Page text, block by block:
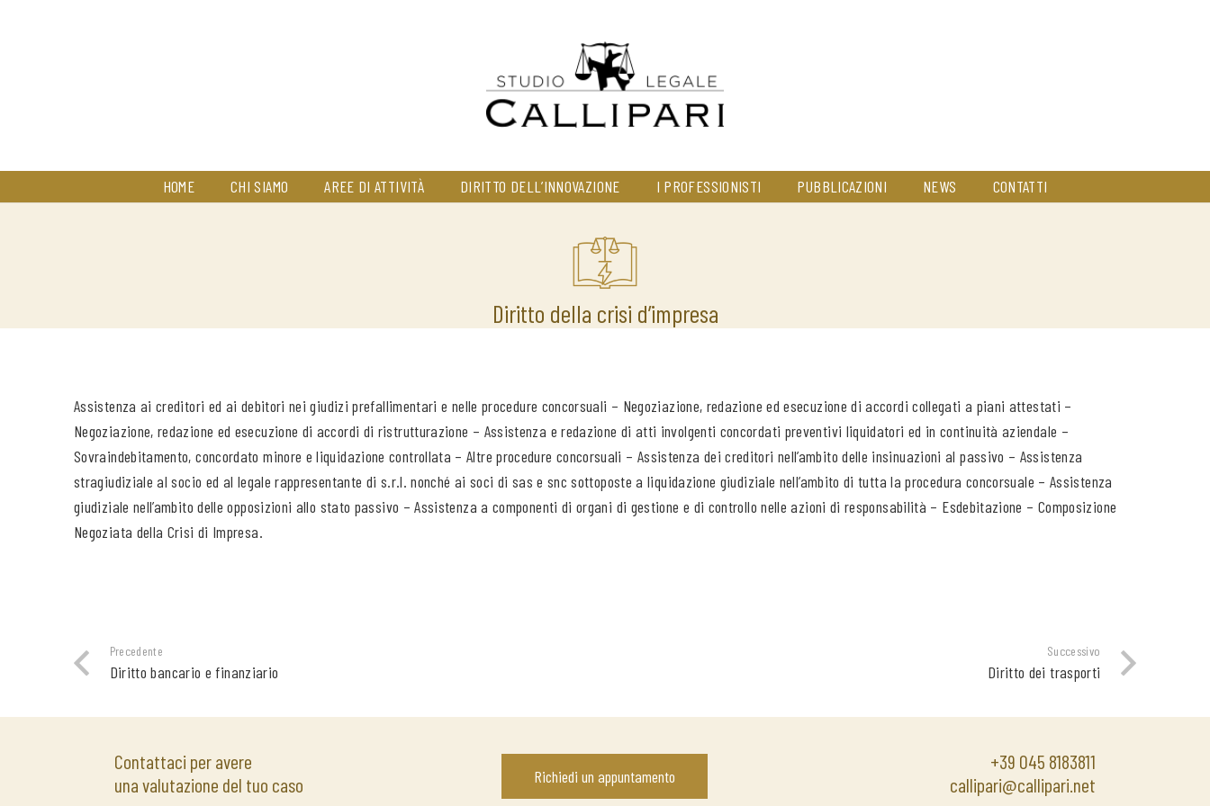
HOME CHI SIAMO AREE DI ATTIVITÀ DIRITTO DELL’INNOVAZIONE I PROFESSIONISTI PUBBLICAZIONI NEWS CONTATTI
Diritto della crisi d’impresa
Assistenza ai creditori ed ai debitori nei giudizi prefallimentari e nelle procedure concorsuali – Negoziazione, redazione ed esecuzione di accordi collegati a piani attestati –
Negoziazione, redazione ed esecuzione di accordi di ristrutturazione – Assistenza e redazione di atti involgenti concordati preventivi liquidatori ed in continuità aziendale –
Sovraindebitamento, concordato minore e liquidazione controllata – Altre procedure concorsuali – Assistenza dei creditori nell’ambito delle insinuazioni al passivo – Assistenza
stragiudiziale al socio ed al legale rappresentante di s.r.l. nonché ai soci di sas e snc sottoposte a liquidazione giudiziale nell’ambito di tutta la procedura concorsuale – Assistenza
giudiziale nell’ambito delle opposizioni allo stato passivo – Assistenza a componenti di organi di gestione e di controllo nelle azioni di responsabilità – Esdebitazione – Composizione
Negoziata della Crisi di Impresa.
Precedente
Diritto bancario e finanziario
Successivo
Diritto dei trasporti
Contattaci per avere
una valutazione del tuo caso
Richiedi un appuntamento
+39 045 8183811
callipari@callipari.net